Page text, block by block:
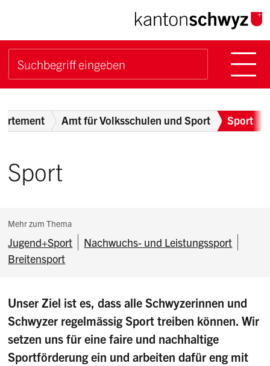
Navigieren im Kanton
Schnellnavigation
Suchbegriff
Breadcrumb
Amt für Volksschulen und Sport Sport
Subnavigation:
Mehr zum Thema
Jugend+Sport
Nachwuchs- und Leistungssport
Breitensport
Sport
Unser Ziel ist es, dass alle Schwyzerinnen und
Schwyzer regelmässig Sport treiben können. Wir
setzen uns für eine faire und nachhaltige
Sportförderung ein und arbeiten dafür eng mit